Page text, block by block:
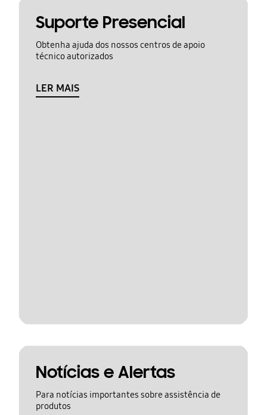
Suporte Presencial
Obtenha ajuda dos nossos centros de apoio
técnico autorizados
LER MAIS
Notícias e Alertas
Para notícias importantes sobre assistência de
produtos